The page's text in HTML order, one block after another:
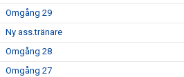
Omgång 29
Ny ass.tränare
Omgång 28
Omgång 27